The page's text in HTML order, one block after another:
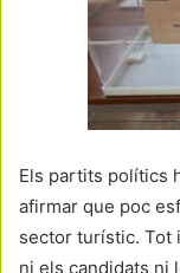
Els partits polítics
afirmar que poc
sector turístic. Tot
ni els candidats ni